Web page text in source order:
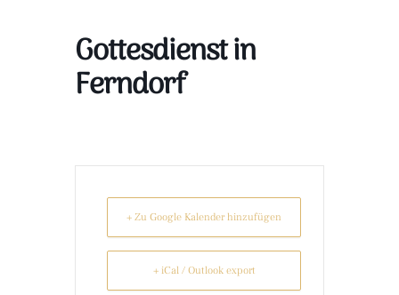
Gottesdienst in
Ferndorf
+ Zu Google Kalender hinzufügen
+ iCal / Outlook export